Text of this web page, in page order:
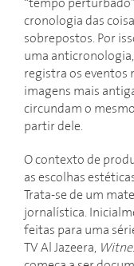
“tempo
cronologia das
sobrepostos. Por
uma
registra os eventos
imagens mais
circundam o
partir dele.
O contexto de
as escolhas
Trata-se de um
jornalística.
feitas para uma
TV Al Jazeera,